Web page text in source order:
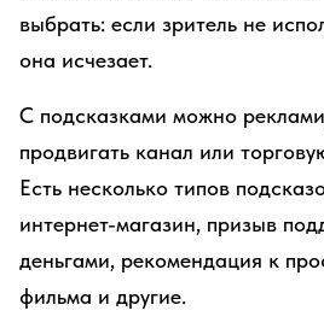
выбрать: если зритель не
она исчезает.
С подсказками можно
продвигать канал или
Есть несколько типов
интернет-магазин, призыв
деньгами, рекомендация к
фильма и другие.